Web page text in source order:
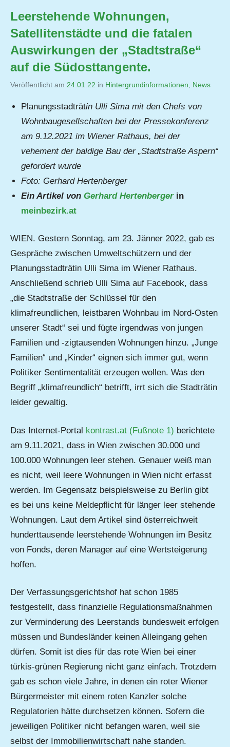
Leerstehende Wohnungen,
Satellitenstädte und die fatalen
Auswirkungen der „Stadtstraße“
auf die Südosttangente.
Veröffentlicht am 24.01.22 von
Matysek
in Hintergrundinformationen News
Planungsstadträtin Ulli Sima mit den Chefs von
Wohnbaugesellschaften bei der Pressekonferenz
am 9.12.2021 im Wiener Rathaus, bei der
vehement der baldige Bau der „Stadtstraße Aspern“
gefordert wurde
Foto: Gerhard Hertenberger
Ein Artikel vonGerhard Hertenbergerin
meinbezirk.at
WIEN. Gestern Sonntag, am 23. Jänner 2022, gab es
Gespräche zwischen Umweltschützern und der
Planungsstadträtin Ulli Sima im Wiener Rathaus.
Anschließend schrieb Ulli Sima auf Facebook, dass
„die Stadtstraße der Schlüssel für den
klimafreundlichen, leistbaren Wohnbau im Nord-Osten
unserer Stadt“ sei und fügte irgendwas von jungen
Familien und -zigtausenden Wohnungen hinzu. „Junge
Familien“ und „Kinder“ eignen sich immer gut, wenn
Politiker Sentimentalität erzeugen wollen. Was den
Begriff „klimafreundlich“ betrifft, irrt sich die Stadträtin
leider gewaltig.
Das Internet-Portal kontrast.at (Fußnote 1) berichtete
am 9.11.2021, dass in Wien zwischen 30.000 und
100.000 Wohnungen leer stehen. Genauer weiß man
es nicht, weil leere Wohnungen in Wien nicht erfasst
werden. Im Gegensatz beispielsweise zu Berlin gibt
es bei uns keine Meldepflicht für länger leer stehende
Wohnungen. Laut dem Artikel sind österreichweit
hunderttausende leerstehende Wohnungen im Besitz
von Fonds, deren Manager auf eine Wertsteigerung
hoffen.
Der Verfassungsgerichtshof hat schon 1985
festgestellt, dass finanzielle Regulationsmaßnahmen
zur Verminderung des Leerstands bundesweit erfolgen
müssen und Bundesländer keinen Alleingang gehen
dürfen. Somit ist dies für das rote Wien bei einer
türkis-grünen Regierung nicht ganz einfach. Trotzdem
gab es schon viele Jahre, in denen ein roter Wiener
Bürgermeister mit einem roten Kanzler solche
Regulatorien hätte durchsetzen können. Sofern die
jeweiligen Politiker nicht befangen waren, weil sie
selbst der Immobilienwirtschaft nahe standen.